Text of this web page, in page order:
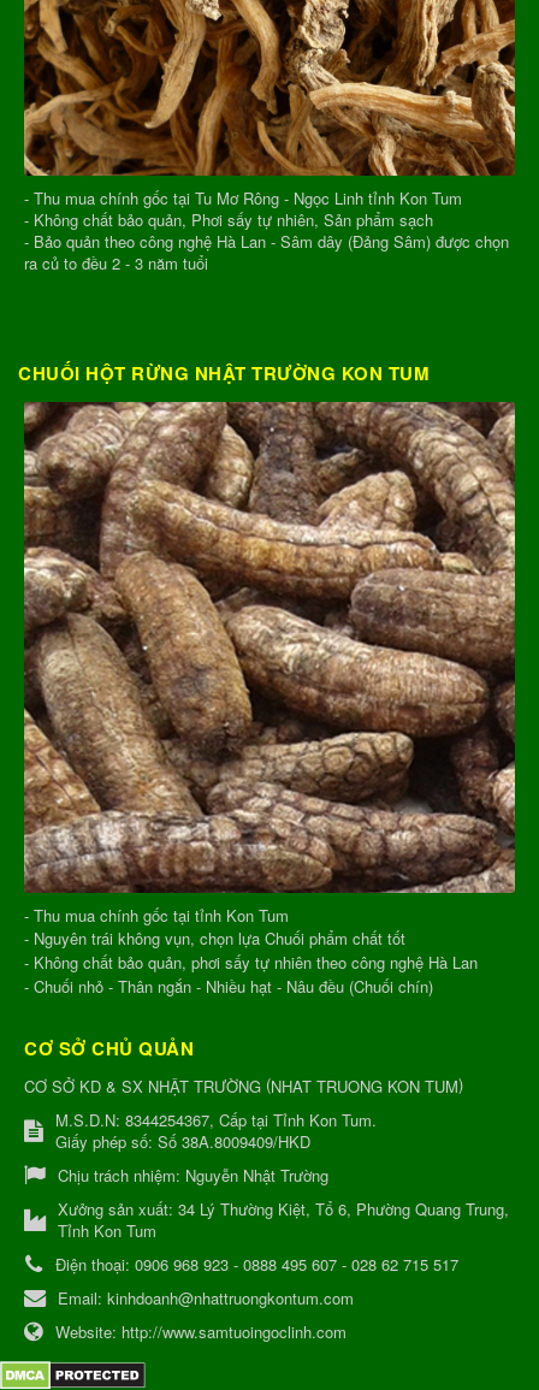
- Thu mua chính gốc tại Tu Mơ Rông - Ngọc Linh tỉnh Kon Tum
- Không chất bảo quản, Phơi sấy tự nhiên, Sản phẩm sạch
- Bảo quản theo công nghệ Hà Lan - Sâm dây (Đảng Sâm) được chọn
ra củ to đều 2 - 3 năm tuổi
CHUỐI HỘT RỪNG NHẬT TRƯỜNG KON TUM
- Thu mua chính gốc tại tỉnh Kon Tum
- Nguyên trái không vụn, chọn lựa Chuối phẩm chất tốt
- Không chất bảo quản, phơi sấy tự nhiên theo công nghệ Hà Lan
- Chuối nhỏ - Thân ngắn - Nhiều hạt - Nâu đều (Chuối chín)
CƠ SỞ CHỦ QUẢN
CƠ SỞ KD & SX NHẬT TRƯỜNG (NHAT TRUONG KON TUM)
M.S.D.N: 8344254367, Cấp tại Tỉnh Kon Tum.
Giấy phép số: Số 38A.8009409/HKD
Chịu trách nhiệm: Nguyễn Nhật Trường
Xưởng sản xuất: 34 Lý Thường Kiệt, Tổ 6, Phường Quang Trung,
Tỉnh Kon Tum
Điện thoại: 0906 968 923 - 0888 495 607 - 028 62 715 517
Email: kinhdoanh@nhattruongkontum.com
Website: http://www.samtuoingoclinh.com